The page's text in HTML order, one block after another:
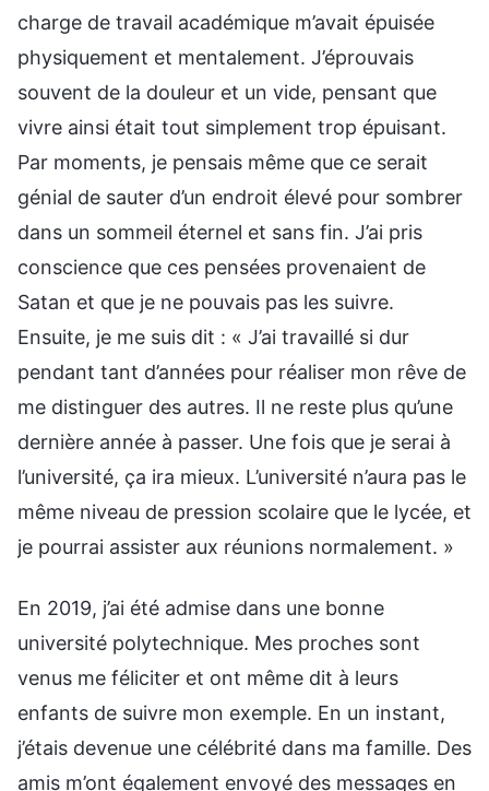
charge de travail académique m’avait épuisée
physiquement et mentalement. J’éprouvais
souvent de la douleur et un vide, pensant que
vivre ainsi était tout simplement trop épuisant.
Par moments, je pensais même que ce serait
génial de sauter d’un endroit élevé pour sombrer
dans un sommeil éternel et sans fin. J’ai pris
conscience que ces pensées provenaient de
Satan et que je ne pouvais pas les suivre.
Ensuite, je me suis dit : « J’ai travaillé si dur
pendant tant d’années pour réaliser mon rêve de
me distinguer des autres. Il ne reste plus qu’une
dernière année à passer. Une fois que je serai à
l’université, ça ira mieux. L’université n’aura pas le
même niveau de pression scolaire que le lycée, et
je pourrai assister aux réunions normalement. »
En 2019, j’ai été admise dans une bonne
université polytechnique. Mes proches sont
venus me féliciter et ont même dit à leurs
enfants de suivre mon exemple. En un instant,
j’étais devenue une célébrité dans ma famille. Des
amis m’ont également envoyé des messages en